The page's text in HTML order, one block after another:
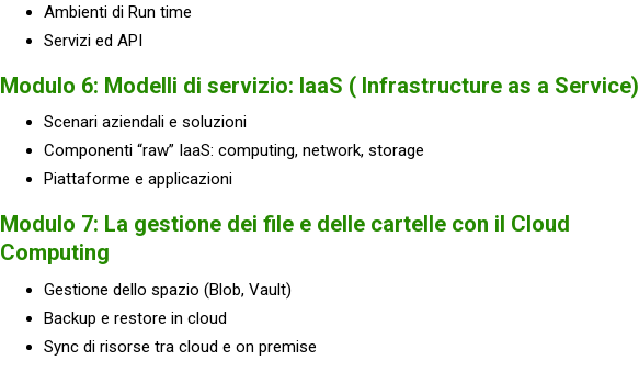
Ambienti di Run time
Servizi ed API
Modulo 6: Modelli di servizio: IaaS ( Infrastructure as a Service)
Scenari aziendali e soluzioni
Componenti “raw” IaaS: computing, network, storage
Piattaforme e applicazioni
Modulo 7: La gestione dei file e delle cartelle con il Cloud
Computing
Gestione dello spazio (Blob, Vault)
Backup e restore in cloud
Sync di risorse tra cloud e on premise